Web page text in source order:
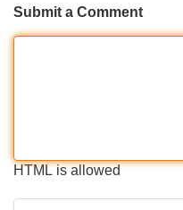
Submit a Comment
HTML is allowed